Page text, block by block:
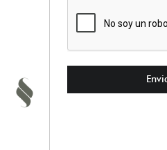
ÁREA DE
SANALIA